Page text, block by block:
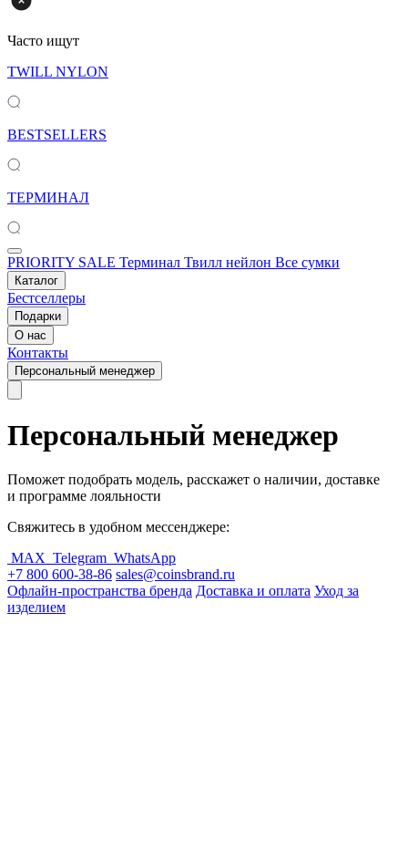
Часто ищут
TWILL NYLON
BESTSELLERS
ТЕРМИНАЛ
PRIORITY SALE Терминал Твилл нейлон Все сумки
Каталог
Бестселлеры
Подарки
О нас
Контакты
Персональный менеджер
Персональный менеджер
Поможет подобрать модель, расскажет о наличии, доставке
и программе лояльности
Свяжитесь в удобном мессенджере:
MAX Telegram WhatsApp
+7 800 600-38-86 sales@coinsbrand.ru
Офлайн-пространства бренда Доставка и оплата Уход за
изделием